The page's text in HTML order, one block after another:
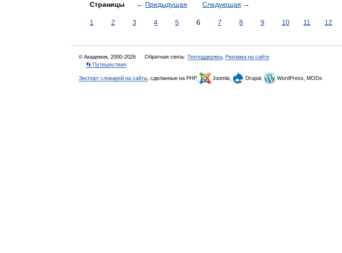
Страницы ← Предыдущая Следующая →
1 2 3 4 5 6 7 8 9 10 11 12
© Академик, 2000-2026 Обратная связь: Техподдержка Реклама на сайте
👣 Путешествия
Экспорт словарей на сайты , сделанные на PHP, Joomla, Drupal, WordPress, MODx.